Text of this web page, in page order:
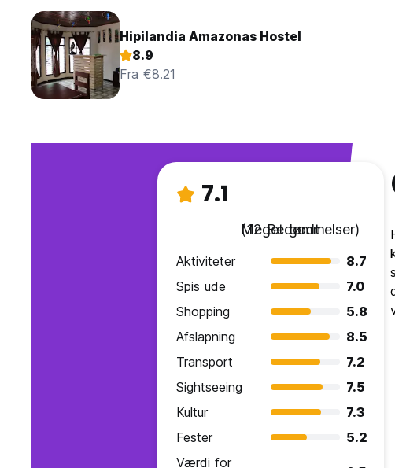
Hipilandia Amazonas Hostel
8.9
Fra €8.21
7.1
Meget godt
(12 Bedømmelser)
Aktiviteter
8.7
Spis ude
7.0
Shopping
5.8
Afslapning
8.5
Transport
7.2
Sightseeing
7.5
Kultur
7.3
Fester
5.2
Værdi for